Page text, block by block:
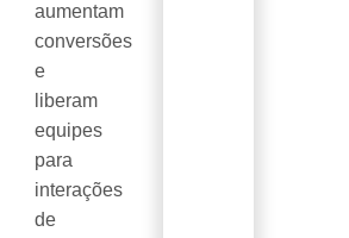
aumentam
conversões
e
liberam
equipes
para
interações
de